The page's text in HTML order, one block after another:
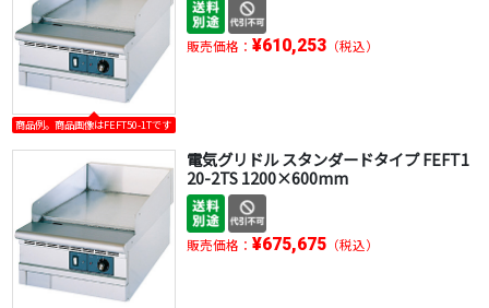
商品例。商品画像はFEFT50-1Tです
販売価格： ¥610,253（税込）
電気グリドル スタンダードタイプ FEFT1
20-2TS 1200×600mm
販売価格： ¥675,675（税込）